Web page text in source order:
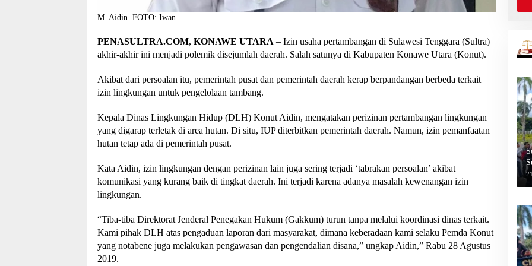
M. Aidin. FOTO: Iwan
PENASULTRA.COM, KONAWE UTARA – Izin usaha pertambangan di Sulawesi Tenggara (Sultra)
akhir-akhir ini menjadi polemik disejumlah daerah. Salah satunya di Kabupaten Konawe Utara (Konut).
Akibat dari persoalan itu, pemerintah pusat dan pemerintah daerah kerap berpandangan berbeda terkait
izin lingkungan untuk pengelolaan tambang.
Kepala Dinas Lingkungan Hidup (DLH) Konut Aidin, mengatakan perizinan pertambangan lingkungan
yang digarap terletak di area hutan. Di situ, IUP diterbitkan pemerintah daerah. Namun, izin pemanfaatan
hutan tetap ada di pemerintah pusat.
Kata Aidin, izin lingkungan dengan perizinan lain juga sering terjadi ‘tabrakan persoalan’ akibat
komunikasi yang kurang baik di tingkat daerah. Ini terjadi karena adanya masalah kewenangan izin
lingkungan.
“Tiba-tiba Direktorat Jenderal Penegakan Hukum (Gakkum) turun tanpa melalui koordinasi dinas terkait.
Kami pihak DLH atas pengaduan laporan dari masyarakat, dimana keberadaan kami selaku Pemda Konut
yang notabene juga melakukan pengawasan dan pengendalian disana,” ungkap Aidin,” Rabu 28 Agustus
2019.